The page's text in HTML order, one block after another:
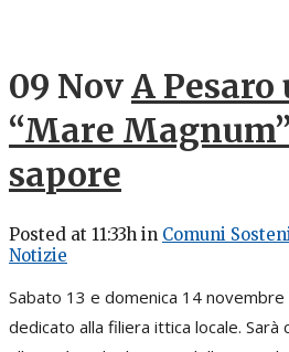
09 NovA Pesaro
“Mare
sapore
Posted at 11:33h in Comuni
Notizie
Sabato 13 e domenica 14 novembre
dedicato alla filiera ittica locale. Sarà